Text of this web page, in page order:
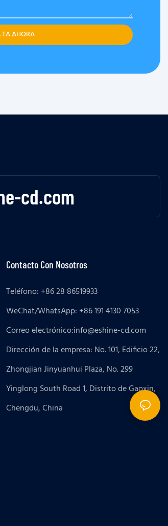
AHORA
cd.com
Contacto Con Nosotros
Teléfono: +86 28 86519933
WeChat/WhatsApp: +86 191 4130 7053
Correo electrónico:info@eshine-cd.com
Dirección de la empresa: No. 101, Edificio 22,
Zhongjian Jinyuanhui Plaza, No. 299
Yinglong South Road 1, Distrito de Gaoxin,
Chengdu, China